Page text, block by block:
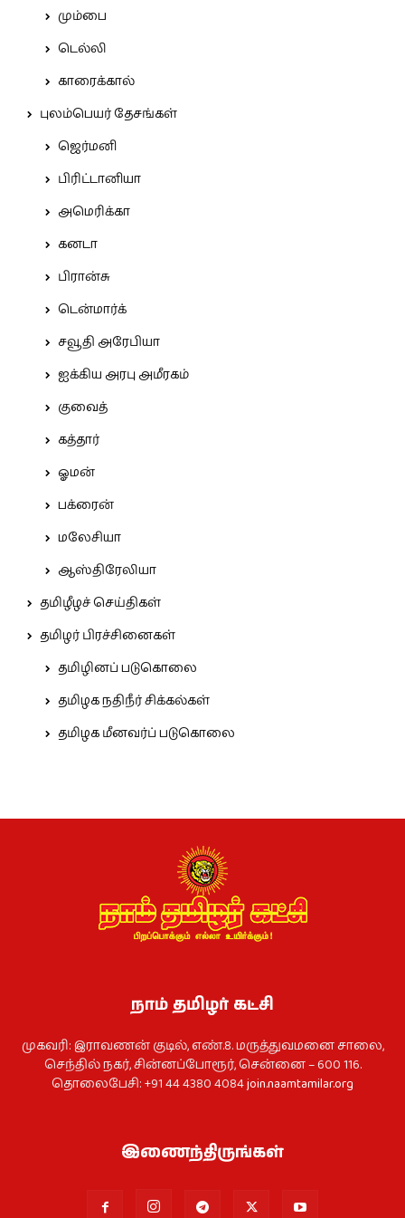
மும்பை
டெல்லி
காரைக்கால்
புலம்பெயர் தேசங்கள்
ஜெர்மனி
பிரிட்டானியா
அமெரிக்கா
கனடா
பிரான்சு
டென்மார்க்
சவூதி அரேபியா
ஐக்கிய அரபு அமீரகம்
குவைத்
கத்தார்
ஓமன்
பக்ரைன்
மலேசியா
ஆஸ்திரேலியா
தமிழீழச் செய்திகள்
தமிழர் பிரச்சினைகள்
தமிழினப் படுகொலை
தமிழக நதிநீர் சிக்கல்கள்
தமிழக மீனவர்ப் படுகொலை
நாம் தமிழர் கட்சி
முகவரி: இராவணன் குடில், எண்.8. மருத்துவமனை சாலை,
செந்தில் நகர், சின்னப்போரூர், சென்னை – 600 116.
தொலைபேசி: +91 44 4380 4084join.naamtamilar.org
இணைந்திருங்கள்